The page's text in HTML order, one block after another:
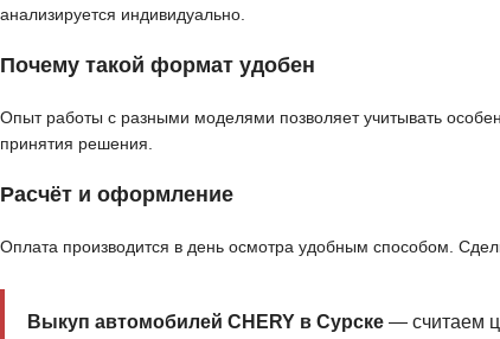
анализируется индивидуально.
Почему такой формат удобен
Опыт работы с разными моделями позволяет учитывать
принятия решения.
Расчёт и оформление
Оплата производится в день осмотра удобным способом.
Выкуп автомобилей CHERY в Сурске— считаем